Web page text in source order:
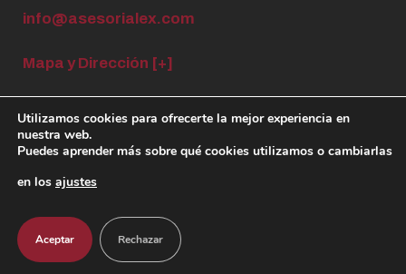
info@asesorialex.com
Mapa y Dirección [+]
© 2024 BAZAN LEX ASESORIA LABORAL S.L. Todos los
derechos reservados
Utilizamos cookies para ofrecerte la mejor experiencia en
nuestra web.
Puedes aprender más sobre qué cookies utilizamos o cambiarlas
en los ajustes
Aceptar Rechazar